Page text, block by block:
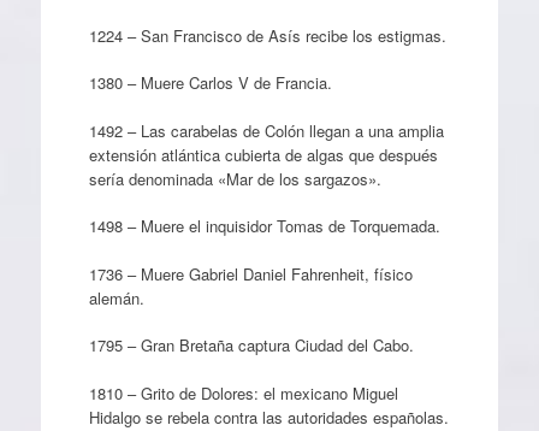
1224 – San Francisco de Asís recibe los estigmas.
1380 – Muere Carlos V de Francia.
1492 – Las carabelas de Colón llegan a una amplia
extensión atlántica cubierta de algas que después
sería denominada «Mar de los sargazos».
1498 – Muere el inquisidor Tomas de Torquemada.
1736 – Muere Gabriel Daniel Fahrenheit, físico
alemán.
1795 – Gran Bretaña captura Ciudad del Cabo.
1810 – Grito de Dolores: el mexicano Miguel
Hidalgo se rebela contra las autoridades españolas.